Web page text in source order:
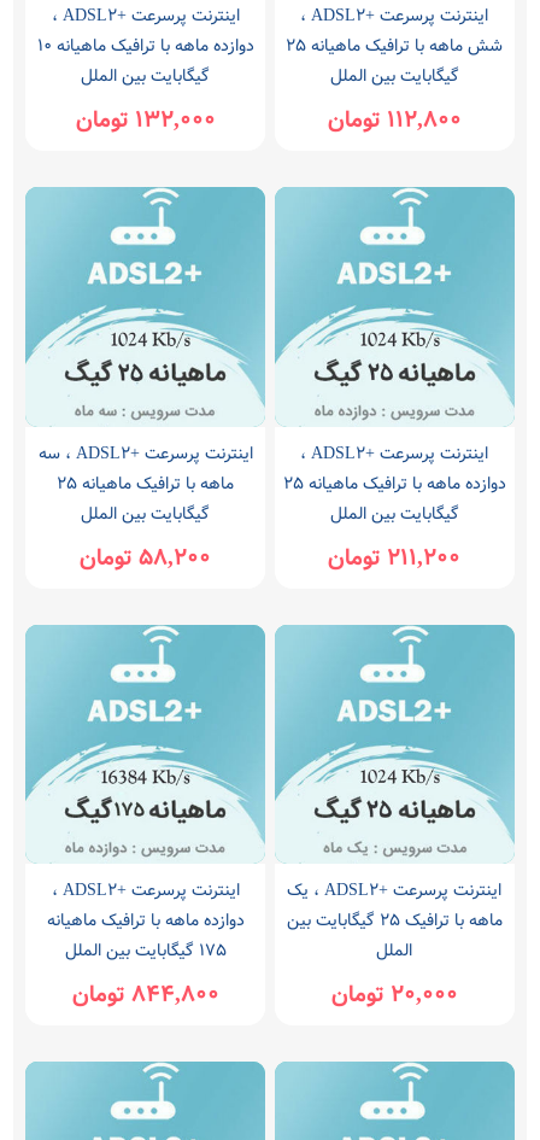
اینترنت پرسرعت +ADSL2 ،
شش ماهه با ترافیک ماهیانه 25
گیگابایت بین الملل
112,800 تومان
اینترنت پرسرعت +ADSL2 ،
دوازده ماهه با ترافیک ماهیانه 10
گیگابایت بین الملل
132,000 تومان
اینترنت پرسرعت +ADSL2 ،
دوازده ماهه با ترافیک ماهیانه 25
گیگابایت بین الملل
211,200 تومان
اینترنت پرسرعت +ADSL2 ، سه
ماهه با ترافیک ماهیانه 25
گیگابایت بین الملل
58,200 تومان
اینترنت پرسرعت +ADSL2 ، یک
ماهه با ترافیک 25 گیگابایت بین
الملل
20,000 تومان
اینترنت پرسرعت +ADSL2 ،
دوازده ماهه با ترافیک ماهیانه
175 گیگابایت بین الملل
844,800 تومان